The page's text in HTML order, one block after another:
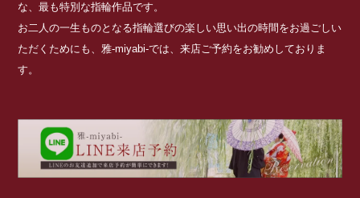
な、最も特別な指輪作品です。
お二人の一生ものとなる指輪選びの楽しい思い出の時間をお過ごしい
ただくためにも、雅-miyabi-では、来店ご予約をお勧めしておりま
す。